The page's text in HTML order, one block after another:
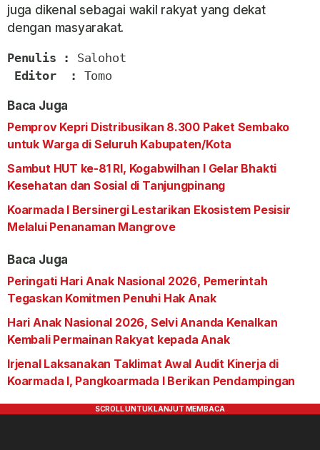
juga dikenal sebagai wakil rakyat yang dekat
dengan masyarakat.
Penulis :
Salohot
Editor  : Tomo
Baca Juga
Pemprov Kepri Distribusikan 8.300 Paket Sembako
untuk Warga di Seluruh Kabupaten/Kota
Sambut HUT ke-81 RI, Kogabwilhan I Gelar Bhakti
Kesehatan dan Sosial di Tanjungpinang
Koarmada I Bersinergi Lestarikan Ekosistem Pesisir
Melalui Penanaman Mangrove
Baca Juga
Peringati Hari Anak Nasional 2026, Pemerintah
Tegaskan Komitmen Penuhi Hak Anak
Hari Anak Nasional 2026, Selvi Ananda Kenalkan
Kembali Permainan Rakyat kepada Anak
Irjenal Laksanakan Taklimat Awal Audit Kinerja di
Koarmada I, Pangkoarmada I Berikan Pendampingan